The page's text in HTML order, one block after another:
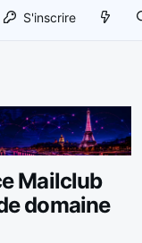
S'inscrire
Mailclub
domaine